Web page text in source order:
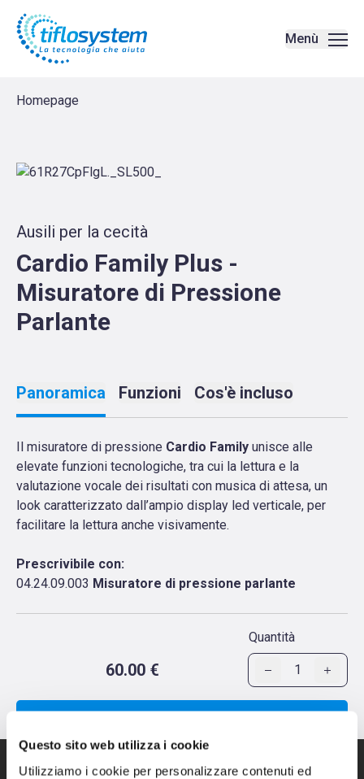
Questo sito web utilizza i cookie
Utilizziamo i cookie per personalizzare contenuti ed
Menù
Homepage
Ausili per la cecità
Cardio Family Plus -
Misuratore di Pressione
Parlante
Panoramica Funzioni Cos'è incluso
Il misuratore di pressione Cardio Family unisce alle
elevate funzioni tecnologiche, tra cui la lettura e la
valutazione vocale dei risultati con musica di attesa, un
look caratterizzato dall’ampio display led verticale, per
facilitare la lettura anche visivamente.
Prescrivibile con:
04.24.09.003 Misuratore di pressione parlante
60.00 €
Quantità
1